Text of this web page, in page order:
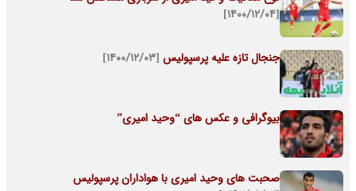
[۱۴۰۰/۱۲/۰۴]
جنجال تازه علیه پرسپولیس [۱۴۰۰/۱۲/۰۳]
بیوگرافی و عکس های “وحید امیری”
صحبت های وحید امیری با هواداران پرسپولیس